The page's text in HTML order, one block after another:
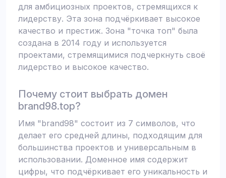
для амбициозных проектов, стремящихся к
лидерству. Эта зона подчёркивает высокое
качество и престиж. Зона "точка топ" была
создана в 2014 году и используется
проектами, стремящимися подчеркнуть своё
лидерство и высокое качество.
Почему стоит выбрать домен
brand98.top?
Имя "brand98" состоит из 7 символов, что
делает его средней длины, подходящим для
большинства проектов и универсальным в
использовании. Доменное имя содержит
цифры, что подчёркивает его уникальность и